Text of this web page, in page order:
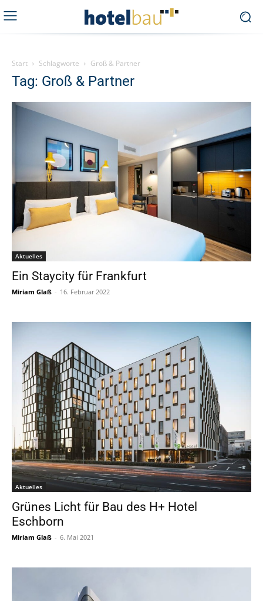
Start Schlagworte Groß & Partner
Tag: Groß & Partner
Aktuelles
Ein Staycity für Frankfurt
Miriam Glaß - 16. Februar 2022
Aktuelles
Grünes Licht für Bau des H+ Hotel
Eschborn
Miriam Glaß - 6. Mai 2021